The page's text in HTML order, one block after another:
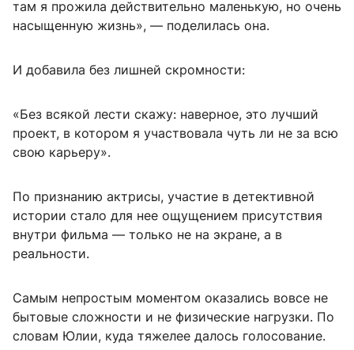
там я прожила действительно маленькую, но очень
насыщенную жизнь», — поделилась она.
И добавила без лишней скромности:
«Без всякой лести скажу: наверное, это лучший
проект, в котором я участвовала чуть ли не за всю
свою карьеру».
По признанию актрисы, участие в детективной
истории стало для нее ощущением присутствия
внутри фильма — только не на экране, а в
реальности.
Самым непростым моментом оказались вовсе не
бытовые сложности и не физические нагрузки. По
словам Юлии, куда тяжелее далось голосование.